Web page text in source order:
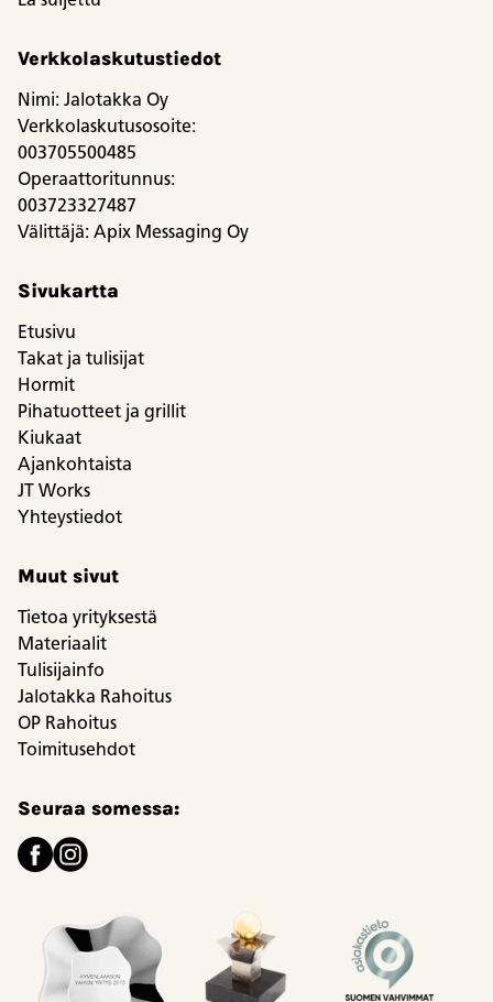
Verkkolaskutustiedot
Nimi: Jalotakka Oy
Verkkolaskutusosoite:
003705500485
Operaattoritunnus:
003723327487
Välittäjä: Apix Messaging Oy
Sivukartta
Etusivu
Takat ja tulisijat
Hormit
Pihatuotteet ja grillit
Kiukaat
Ajankohtaista
JT Works
Yhteystiedot
Muut sivut
Tietoa yrityksestä
Materiaalit
Tulisijainfo
Jalotakka Rahoitus
OP Rahoitus
Toimitusehdot
Seuraa somessa: